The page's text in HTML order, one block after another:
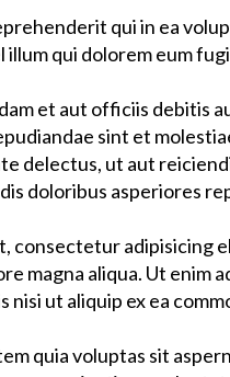
qui in ea
illum qui dolorem eum
et aut officiis debitis
sint et
delectus, ut aut
doloribus asperiores
consectetur adipisicing
magna aliqua. Ut enim
nisi ut aliquip ex ea
quia voluptas sit